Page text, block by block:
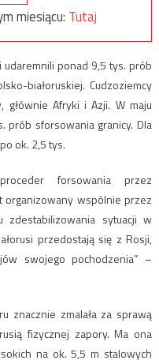
miesiącu: Tutaj
ponad 9,5 tys. prób
białoruskiej. Cudzoziemcy
głównie Afryki i Azji. W maju
prób sforsowania granicy. Dla
ok. 2,5 tys.
forsowania przez
organizowany wspólnie przez
zdestabilizowania sytuacji w
przedostają się z Rosji,
swojego pochodzenia” –
znacznie zmalała za sprawą
fizycznej zapory. Ma ona
na ok. 5,5 m stalowych